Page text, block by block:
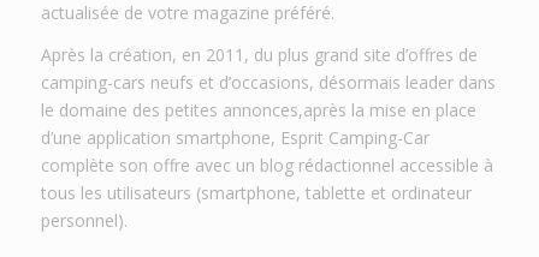
actualisée de votre magazine préféré.
Après la création, en 2011, du plus grand site d’offres de
camping-cars neufs et d’occasions, désormais leader dans
le domaine des petites annonces,après la mise en place
d’une application smartphone, Esprit Camping-Car
complète son offre avec un blog rédactionnel accessible à
tous les utilisateurs (smartphone, tablette et ordinateur
personnel).